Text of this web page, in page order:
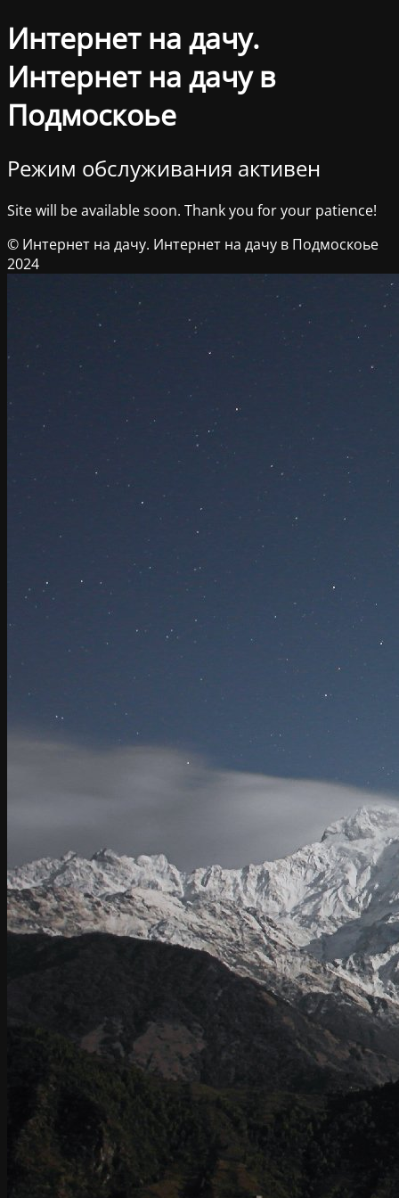
Интернет на дачу.
Интернет на дачу в
Подмоскоье
Режим обслуживания активен
Site will be available soon. Thank you for your patience!
© Интернет на дачу. Интернет на дачу в Подмоскоье
2024